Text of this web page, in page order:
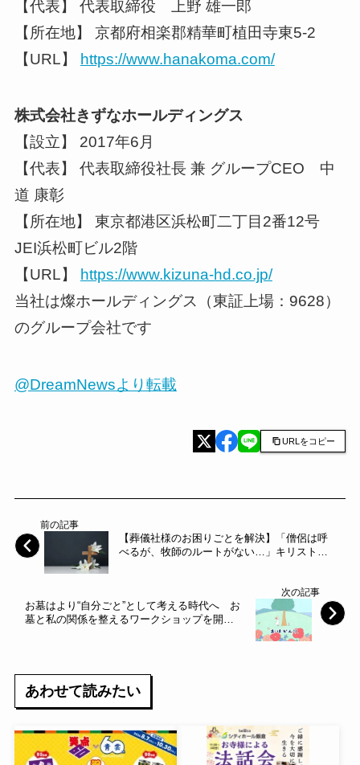
【代表】 代表取締役 上野 雄一郎
【所在地】 京都府相楽郡精華町植田寺東5-2
【URL】 https://www.hanakoma.com/
株式会社きずなホールディングス
【設立】 2017年6月
【代表】 代表取締役社長 兼 グループCEO 中
道 康彰
【所在地】 東京都港区浜松町二丁目2番12号
JEI浜松町ビル2階
【URL】
https://www.kizuna-hd.co.jp/
当社は燦ホールディングス（東証上場：9628）
のグループ会社です
@DreamNewsより転載
URLをコピー
前の記事
【葬儀社様のお困りごとを解決】「僧侶は呼
べるが、牧師のルートがない…」キリスト教
次の記事
お墓はより“自分ごと”として考える時代へ お
墓と私の関係を整えるワークショップを開催
あわせて読みたい